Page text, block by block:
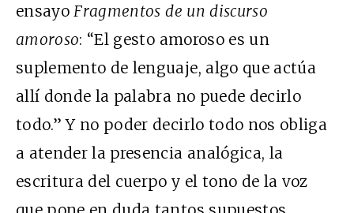
ensayoFragmentos de un discurso
amoroso: “El gesto amoroso es un
suplemento de lenguaje, algo que actúa
allí donde la palabra no puede decirlo
todo.” Y no poder decirlo todo nos obliga
a atender la presencia analógica, la
escritura del cuerpo y el tono de la voz